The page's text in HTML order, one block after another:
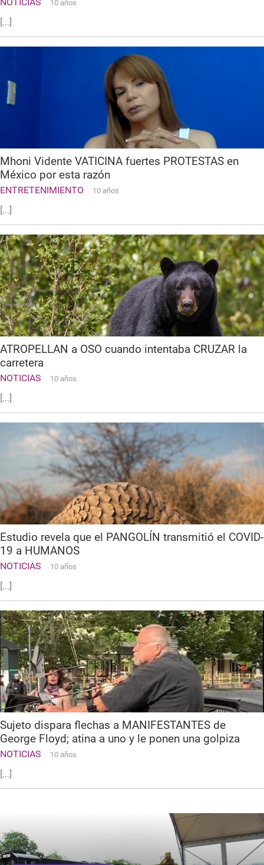
NOTICIAS 10 años
[...]
Mhoni Vidente VATICINA fuertes PROTESTAS en
México por esta razón
ENTRETENIMIENTO 10 años
[...]
ATROPELLAN a OSO cuando intentaba CRUZAR la
carretera
NOTICIAS 10 años
[...]
Estudio revela que el PANGOLÍN transmitió el COVID-
19 a HUMANOS
NOTICIAS 10 años
[...]
Sujeto dispara flechas a MANIFESTANTES de
George Floyd; atina a uno y le ponen una golpiza
NOTICIAS 10 años
[...]